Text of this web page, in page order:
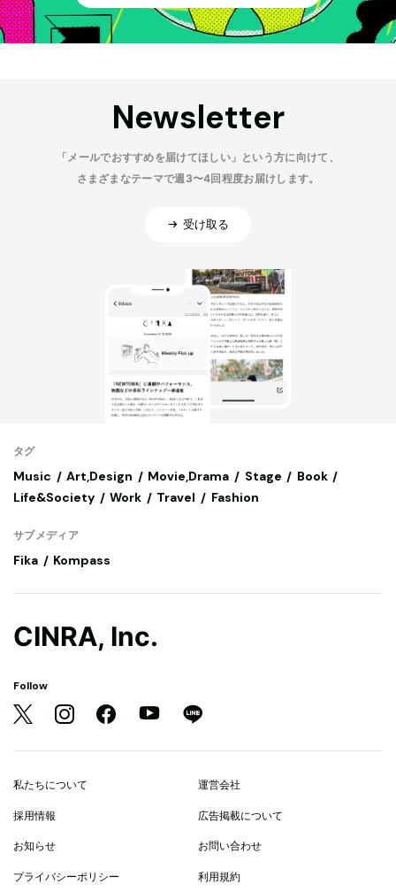
Newsletter
「メールでおすすめを届けてほしい」という方に向けて、
さまざまなテーマで週3〜4回程度お届けします。
受け取る
タグ
Music Art,Design Movie,Drama Stage
Book
Life&Society
Work Travel Fashion
サブメディア
Fika Kompass
CINRA, Inc.
Follow
私たちについて 運営会社
採用情報 広告掲載について
お知らせ お問い合わせ
プライバシーポリシー 利用規約